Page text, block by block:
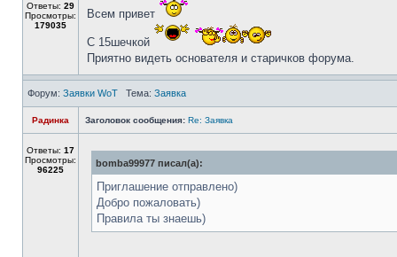
Ответы: 29
Просмотры:
179035
Всем привет
С 15шечкой
Приятно видеть основателя и старичков форума.
Форум: Заявки WoT Тема: Заявка
Радинка Заголовок сообщения: Re: Заявка
Ответы: 17
Просмотры:
96225
bomba99977 писал(а):
Приглашение отправлено)
Добро пожаловать)
Правила ты знаешь)